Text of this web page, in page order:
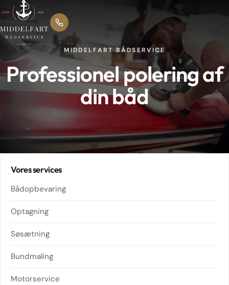
MIDDELFART BÅDSERVICE
Professionel polering af
din båd
Vores services
Bådopbevaring
Optagning
Søsætning
Bundmaling
Motorservice